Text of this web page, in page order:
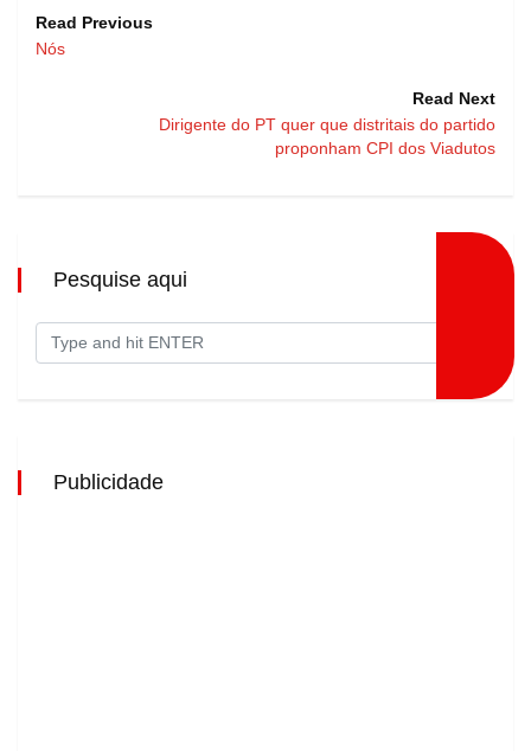
Read Previous
Nós
Read Next
Dirigente do PT quer que distritais do partido
proponham CPI dos Viadutos
Pesquise aqui
Publicidade